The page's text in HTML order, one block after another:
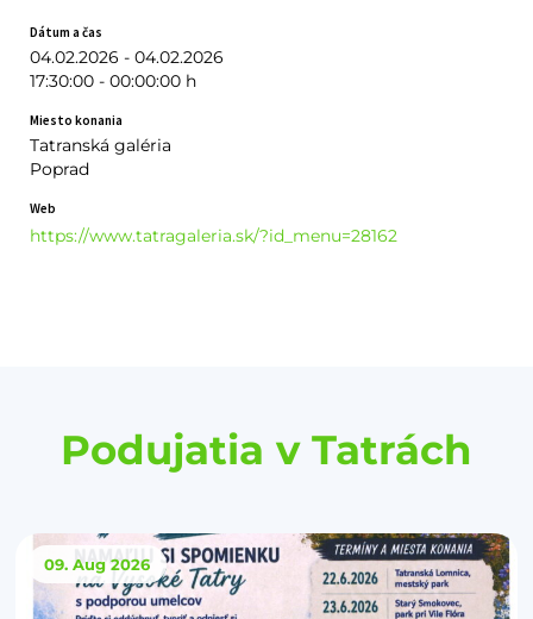
Dátum a čas
04.02.2026 - 04.02.2026
17:30:00 - 00:00:00 h
Miesto konania
Tatranská galéria
Poprad
Web
https://www.tatragaleria.sk/?id_menu=28162
Podujatia v Tatrách
09. Aug 2026